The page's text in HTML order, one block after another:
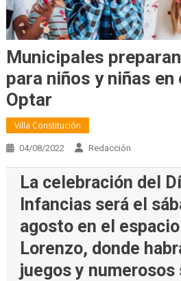
Municipales
para niños y niñas en
Optar
Villa Constitución
04/08/2022 Redacción
La celebración del
Infancias será el
agosto en el
Lorenzo, donde
juegos y